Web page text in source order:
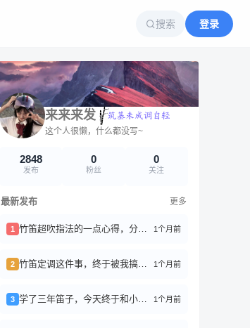
搜索 登录
来来来发
这个人很懒，什么都没写~
2848
发布
0
粉丝
0
关注
最新发布 更多
1 竹笛超吹指法的一点心得，分享给刚入坑的朋友们 1个月前
2 竹笛定调这件事，终于被我搞明白了！ 1个月前
3 学了三年笛子，今天终于和小区大爷们合奏了一回《茉莉花》 1个月前